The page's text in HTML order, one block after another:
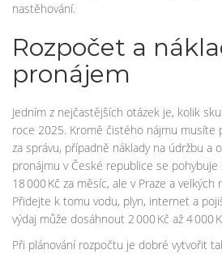
nastěhování.
Rozpočet a
pronájem
Jedním z nejčastějších otázek je, kolik
roce 2025. Kromě čistého nájmu musíte
za správu, případně náklady na údržbu a
pronájmu v České republice se pohybuje
18 000 Kč za měsíc, ale v Praze a
Přidejte k tomu vodu, plyn, internet a
výdaj může dosáhnout 2 000 Kč až 4 000
Při plánování rozpočtu je dobré vytvořit